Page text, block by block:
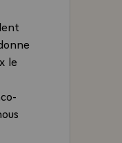
le